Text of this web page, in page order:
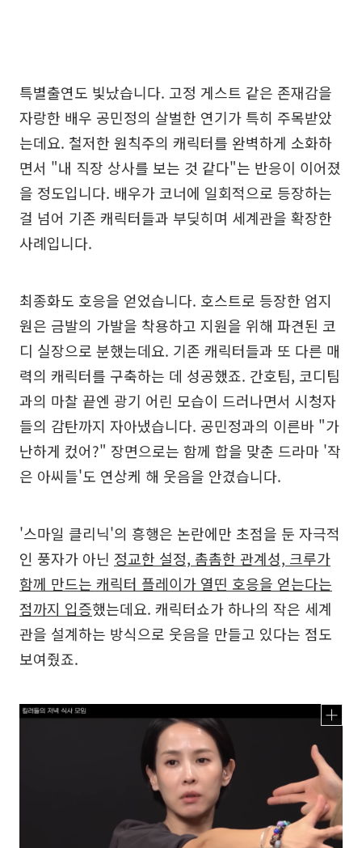
특별출연도 빛났습니다. 고정 게스트 같은 존재감을
자랑한 배우 공민정의 살벌한 연기가 특히 주목받았
는데요. 철저한 원칙주의 캐릭터를 완벽하게 소화하
면서 "내 직장 상사를 보는 것 같다"는 반응이 이어졌
을 정도입니다. 배우가 코너에 일회적으로 등장하는
걸 넘어 기존 캐릭터들과 부딪히며 세계관을 확장한
사례입니다.
최종화도 호응을 얻었습니다. 호스트로 등장한 엄지
원은 금발의 가발을 착용하고 지원을 위해 파견된 코
디 실장으로 분했는데요. 기존 캐릭터들과 또 다른 매
력의 캐릭터를 구축하는 데 성공했죠. 간호팀, 코디팀
과의 마찰 끝엔 광기 어린 모습이 드러나면서 시청자
들의 감탄까지 자아냈습니다. 공민정과의 이른바 "가
난하게 컸어?" 장면으로는 함께 합을 맞춘 드라마 '작
은 아씨들'도 연상케 해 웃음을 안겼습니다.
'스마일 클리닉'의 흥행은 논란에만 초점을 둔 자극적
인 풍자가 아닌 정교한 설정, 촘촘한 관계성, 크루가
함께 만드는 캐릭터 플레이가 열띤 호응을 얻는다는
점까지 입증했는데요. 캐릭터쇼가 하나의 작은 세계
관을 설계하는 방식으로 웃음을 만들고 있다는 점도
보여줬죠.